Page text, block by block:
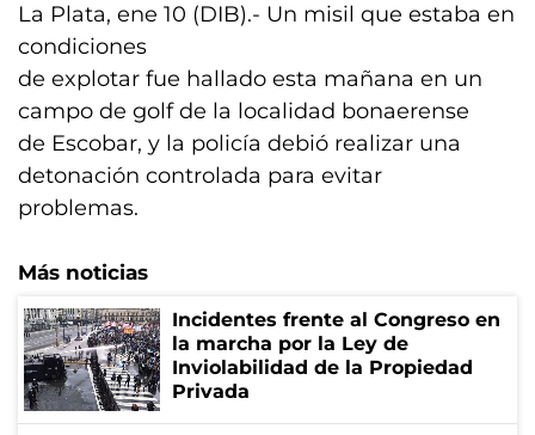
La Plata, ene 10 (DIB).- Un misil que estaba en
condiciones
de explotar fue hallado esta mañana en un
campo de golf de la localidad bonaerense
de Escobar, y la policía debió realizar una
detonación controlada para evitar
problemas.
Más noticias
Incidentes frente al Congreso en
la marcha por la Ley de
Inviolabilidad de la Propiedad
Privada